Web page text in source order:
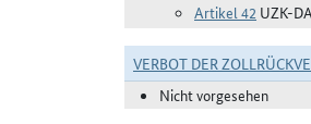
Artikel 42 UZK-
VERBOT DER
Nicht vorgesehen